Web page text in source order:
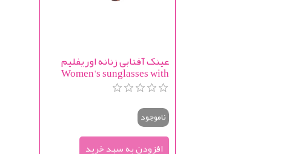
عینک آفتابی زنانه اوریفلیم
Women's sunglasses with
brown frame
ناموجود